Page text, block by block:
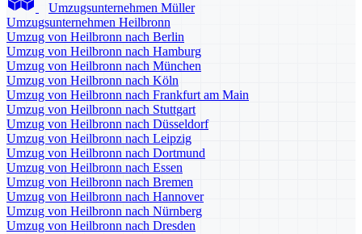
Umzugsunternehmen Müller
Umzugsunternehmen Heilbronn
Umzug von Heilbronn nach Berlin
Umzug von Heilbronn nach Hamburg
Umzug von Heilbronn nach München
Umzug von Heilbronn nach Köln
Umzug von Heilbronn nach Frankfurt am Main
Umzug von Heilbronn nach Stuttgart
Umzug von Heilbronn nach Düsseldorf
Umzug von Heilbronn nach Leipzig
Umzug von Heilbronn nach Dortmund
Umzug von Heilbronn nach Essen
Umzug von Heilbronn nach Bremen
Umzug von Heilbronn nach Hannover
Umzug von Heilbronn nach Nürnberg
Umzug von Heilbronn nach Dresden